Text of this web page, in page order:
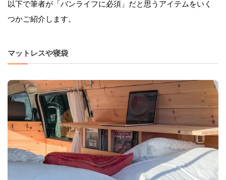
以下で筆者が「バンライフに必須」だと思うアイテムをいく
つかご紹介します。
マットレスや寝袋